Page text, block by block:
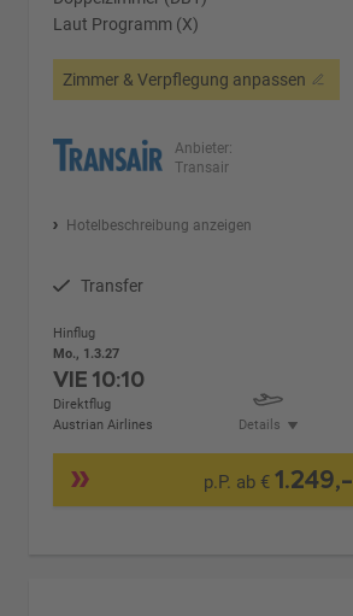
Laut Programm (X)
Zimmer & Verpflegung anpassen
Anbieter:
Transair
Hotelbeschreibung anzeigen
Transfer
Hinflug
Mo., 1.3.27
VIE10:10
Direktflug
Austrian Airlines
Details
p.P. ab €1.249,-